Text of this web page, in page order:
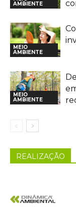
AMBIENTE
MEIO
AMBIENTE
MEIO
AMBIENTE
REALIZAÇÃO